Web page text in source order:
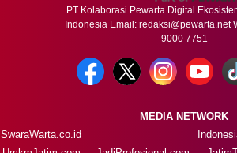
PT Kolaborasi Pewarta Digital
Indonesia Email: redaksi@pewarta.net
9000 7751
MEDIA NETWORK
SwaraWarta.co.id